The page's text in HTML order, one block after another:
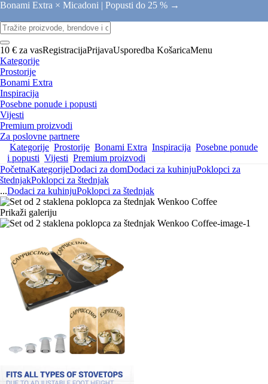
Bonami Extra × Micadoni | Popusti do 25 % →
10 € za vasRegistracijaPrijavaUsporedba KošaricaMenu
Kategorije
Prostorije
Bonami Extra
Inspiracija
Posebne ponude i popusti
Vijesti
Premium proizvodi
Za poslovne partnere
Kategorije Prostorije Bonami Extra Inspiracija Posebne ponude
i popusti Vijesti Premium proizvodi
PočetnaKategorijeDodaci za domDodaci za kuhinjuPoklopci za
štednjakPoklopci za štednjak
...Dodaci za kuhinjuPoklopci za štednjak
Prikaži galeriju